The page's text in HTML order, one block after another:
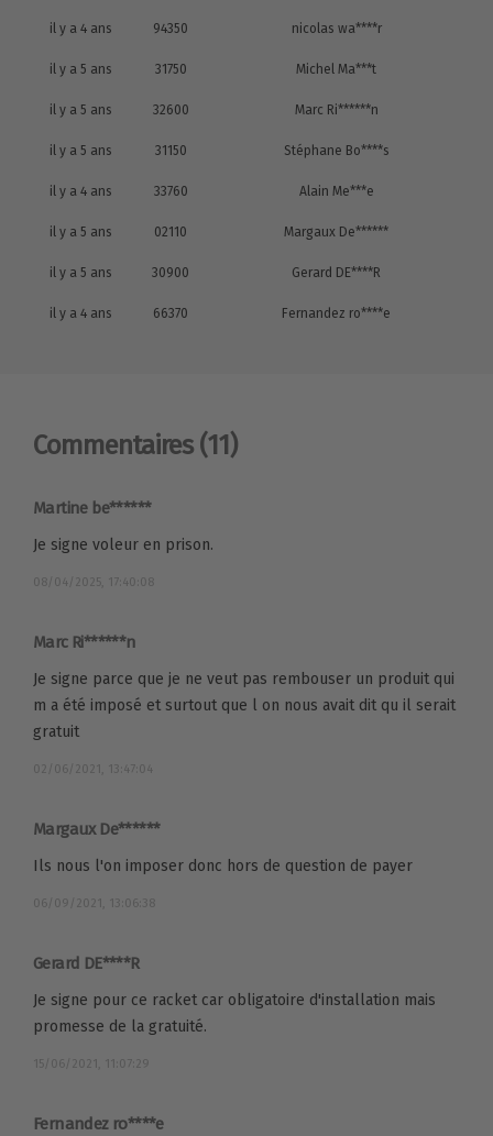
il y a 4 ans 94350 nicolas wa****r
il y a 5 ans 31750 Michel Ma***t
il y a 5 ans 32600 Marc Ri******n
il y a 5 ans 31150 Stéphane Bo****s
il y a 4 ans 33760 Alain Me***e
il y a 5 ans 02110 Margaux De******
il y a 5 ans 30900 Gerard DE****R
il y a 4 ans 66370 Fernandez ro****e
Commentaires (11)
Martine be******
Je signe voleur en prison.
08/04/2025, 17:40:08
Marc Ri******n
Je signe parce que je ne veut pas rembouser un produit qui
m a été imposé et surtout que l on nous avait dit qu il serait
gratuit
02/06/2021, 13:47:04
Margaux De******
Ils nous l'on imposer donc hors de question de payer
06/09/2021, 13:06:38
Gerard DE****R
Je signe pour ce racket car obligatoire d'installation mais
promesse de la gratuité.
15/06/2021, 11:07:29
Fernandez ro****e